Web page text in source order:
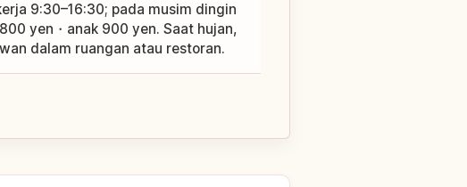
9:30–16:30; pada musim dingin
yen・anak 900 yen. Saat hujan,
dalam ruangan atau restoran.